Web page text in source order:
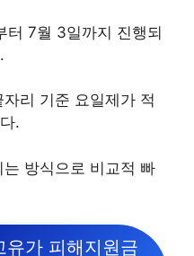
터 7월 3일까지 진행되
리 기준 요일제가 적
.
방식으로 비교적 빠
유가 피해지원금